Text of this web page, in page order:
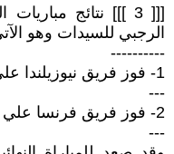
[[[ 3 ]]] نتائج
الرجبي للسيدات وهو
----------
1- فوز فريق نيوزيلندا علي فريق فيجي بنتيجة 22- 17.
---
2- فوز فريق فرنسا علي فريق بريطانيا بنتيجة 26- 19.
---